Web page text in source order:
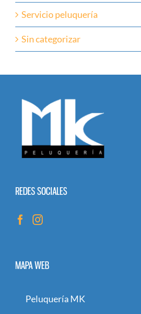
Servicio peluquería
Sin categorizar
REDES SOCIALES
MAPA WEB
Peluquería MK